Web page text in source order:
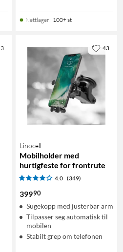
Nettlager: 100+ st
3
Linocell
Mobilholder med
hurtigfeste for frontrute
4.0 (349)
39990
Sugekopp med justerbar arm
Tilpasser seg automatisk til
mobilen
Stabilt grep om telefonen
43